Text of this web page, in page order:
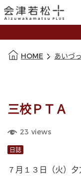
HOME あいづ
三校ＰＴＡ
23 views
日誌
７月１３日（火）